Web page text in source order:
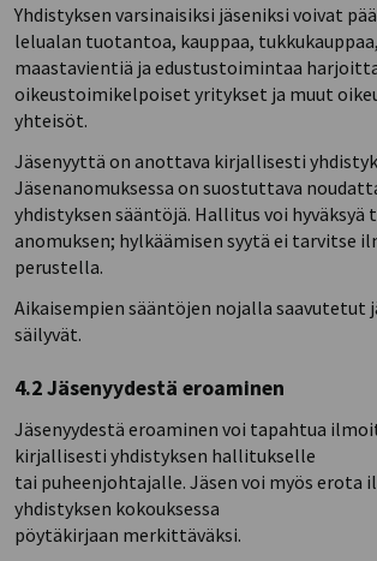
Yhdistyksen varsinaisiksi jäseniksi voivat
lelualan tuotantoa, kauppaa,
maastavientiä ja edustustoimintaa
oikeustoimikelpoiset yritykset ja muut
yhteisöt.
Jäsenyyttä on anottava kirjallisesti
Jäsenanomuksessa on suostuttava
yhdistyksen sääntöjä. Hallitus voi hyväksyä
anomuksen; hylkäämisen syytä ei tarvitse
perustella.
Aikaisempien sääntöjen nojalla saavutetut
säilyvät.
4.2 Jäsenyydestä eroaminen
Jäsenyydestä eroaminen voi tapahtua
kirjallisesti yhdistyksen hallitukselle
tai puheenjohtajalle. Jäsen voi myös
yhdistyksen kokouksessa
pöytäkirjaan merkittäväksi.